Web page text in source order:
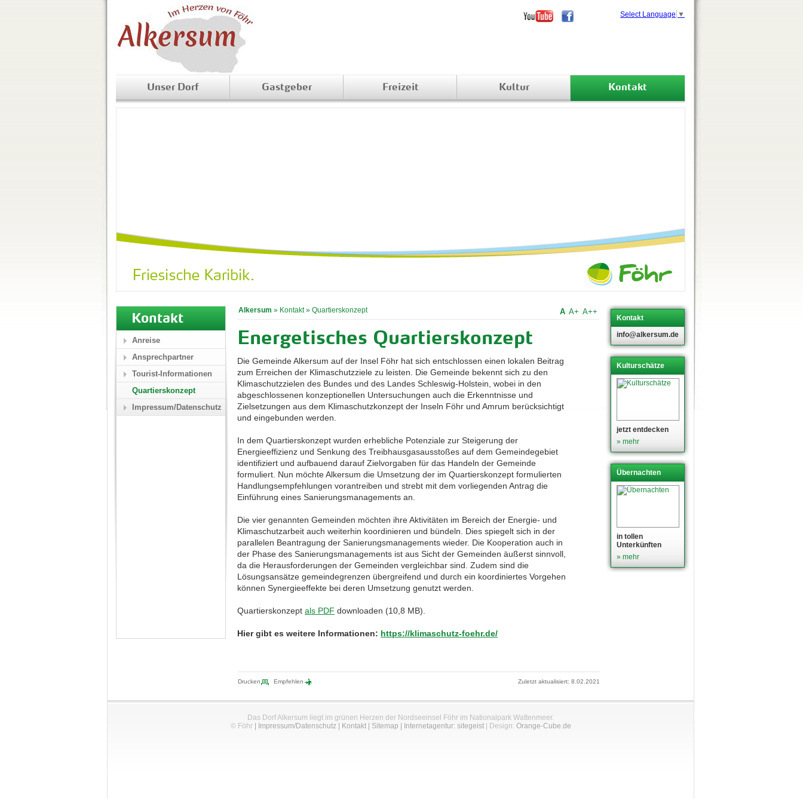
Unser Dorf Gastgeber Freizeit Kultur Kontakt
Alkersum » Kontakt» Quartierskonzept A A+ A++
Energetisches Quartierskonzept
Die Gemeinde Alkersum auf der Insel Föhr hat sich entschlossen einen lokalen Beitrag
zum Erreichen der Klimaschutzziele zu leisten. Die Gemeinde bekennt sich zu den
Klimaschutzzielen des Bundes und des Landes Schleswig-Holstein, wobei in den
abgeschlossenen konzeptionellen Untersuchungen auch die Erkenntnisse und
Zielsetzungen aus dem Klimaschutzkonzept der Inseln Föhr und Amrum berücksichtigt
und eingebunden werden.
In dem Quartierskonzept wurden erhebliche Potenziale zur Steigerung der
Energieeffizienz und Senkung des Treibhausgasausstoßes auf dem Gemeindegebiet
identifiziert und aufbauend darauf Zielvorgaben für das Handeln der Gemeinde
formuliert. Nun möchte Alkersum die Umsetzung der im Quartierskonzept formulierten
Handlungsempfehlungen vorantreiben und strebt mit dem vorliegenden Antrag die
Einführung eines Sanierungsmanagements an.
Die vier genannten Gemeinden möchten ihre Aktivitäten im Bereich der Energie- und
Klimaschutzarbeit auch weiterhin koordinieren und bündeln. Dies spiegelt sich in der
parallelen Beantragung der Sanierungsmanagements wieder. Die Kooperation auch in
der Phase des Sanierungsmanagements ist aus Sicht der Gemeinden äußerst sinnvoll,
da die Herausforderungen der Gemeinden vergleichbar sind. Zudem sind die
Lösungsansätze gemeindegrenzen übergreifend und durch ein koordiniertes Vorgehen
können Synergieeffekte bei deren Umsetzung genutzt werden.
Quartierskonzept als PDF downloaden (10,8 MB).
Hier gibt es weitere Informationen: https://klimaschutz-foehr.de/
Kontakt
info@alkersum.de
Kulturschätze
jetzt entdecken
» mehr
Übernachten
in tollen
Unterkünften
» mehr
Kontakt
Anreise
Ansprechpartner
Tourist-Informationen
Quartierskonzept
Impressum/Datenschutz
Select Language ▼
Drucken Empfehlen Zuletzt aktualisiert: 8.02.2021
Das Dorf Alkersum liegt im grünen Herzen der Nordseeinsel Föhr im Nationalpark Wattenmeer.
© Föhr| Impressum/Datenschutz| Kontakt| Sitemap Internetagentur: sitegeist| Design: Orange-Cube.de